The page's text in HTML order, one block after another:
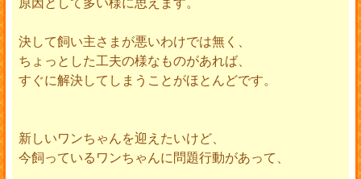
決して飼い主さまが悪いわけでは無く、
ちょっとした工夫の様なものがあれば、
すぐに解決してしまうことがほとんどです。
新しいワンちゃんを迎えたいけど、
今飼っているワンちゃんに問題行動があって、